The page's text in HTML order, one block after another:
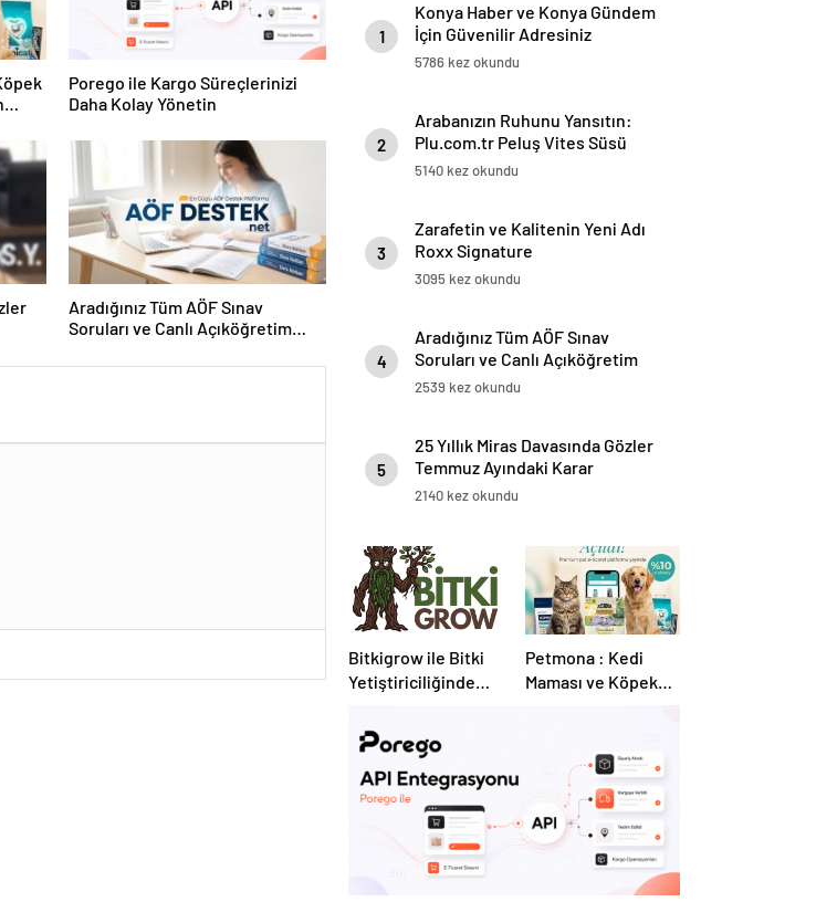
Porego ile Kargo Süreçlerinizi
Daha Kolay Yönetin
Aradığınız Tüm AÖF Sınav
Soruları ve Canlı Açıköğretim
1
Konya Haber ve Konya Gündem
İçin Güvenilir Adresiniz
5786 kez okundu
2
Arabanızın Ruhunu Yansıtın:
Plu.com.tr Peluş Vites Süsü
Modelleri
5140 kez okundu
3
Zarafetin ve Kalitenin Yeni Adı
Roxx Signature
3095 kez okundu
4
Aradığınız Tüm AÖF Sınav
Soruları ve Canlı Açıköğretim
Forumu Burada
2539 kez okundu
5
25 Yıllık Miras Davasında Gözler
Temmuz Ayındaki Karar
Duruşmasına Çevrildi
2140 kez okundu
Bitkigrow ile Bitki
Yetiştiriciliğinde
Ürün Seçimi
Petmona : Kedi
Maması ve Köpek